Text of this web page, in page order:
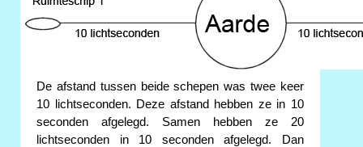
De afstand tussen beide schepen was twee keer
10 lichtseconden. Deze afstand hebben ze in 10
seconden afgelegd. Samen hebben ze 20
lichtseconden in 10 seconden afgelegd. Dan